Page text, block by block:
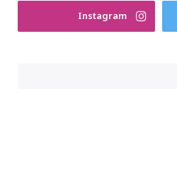
Instagram